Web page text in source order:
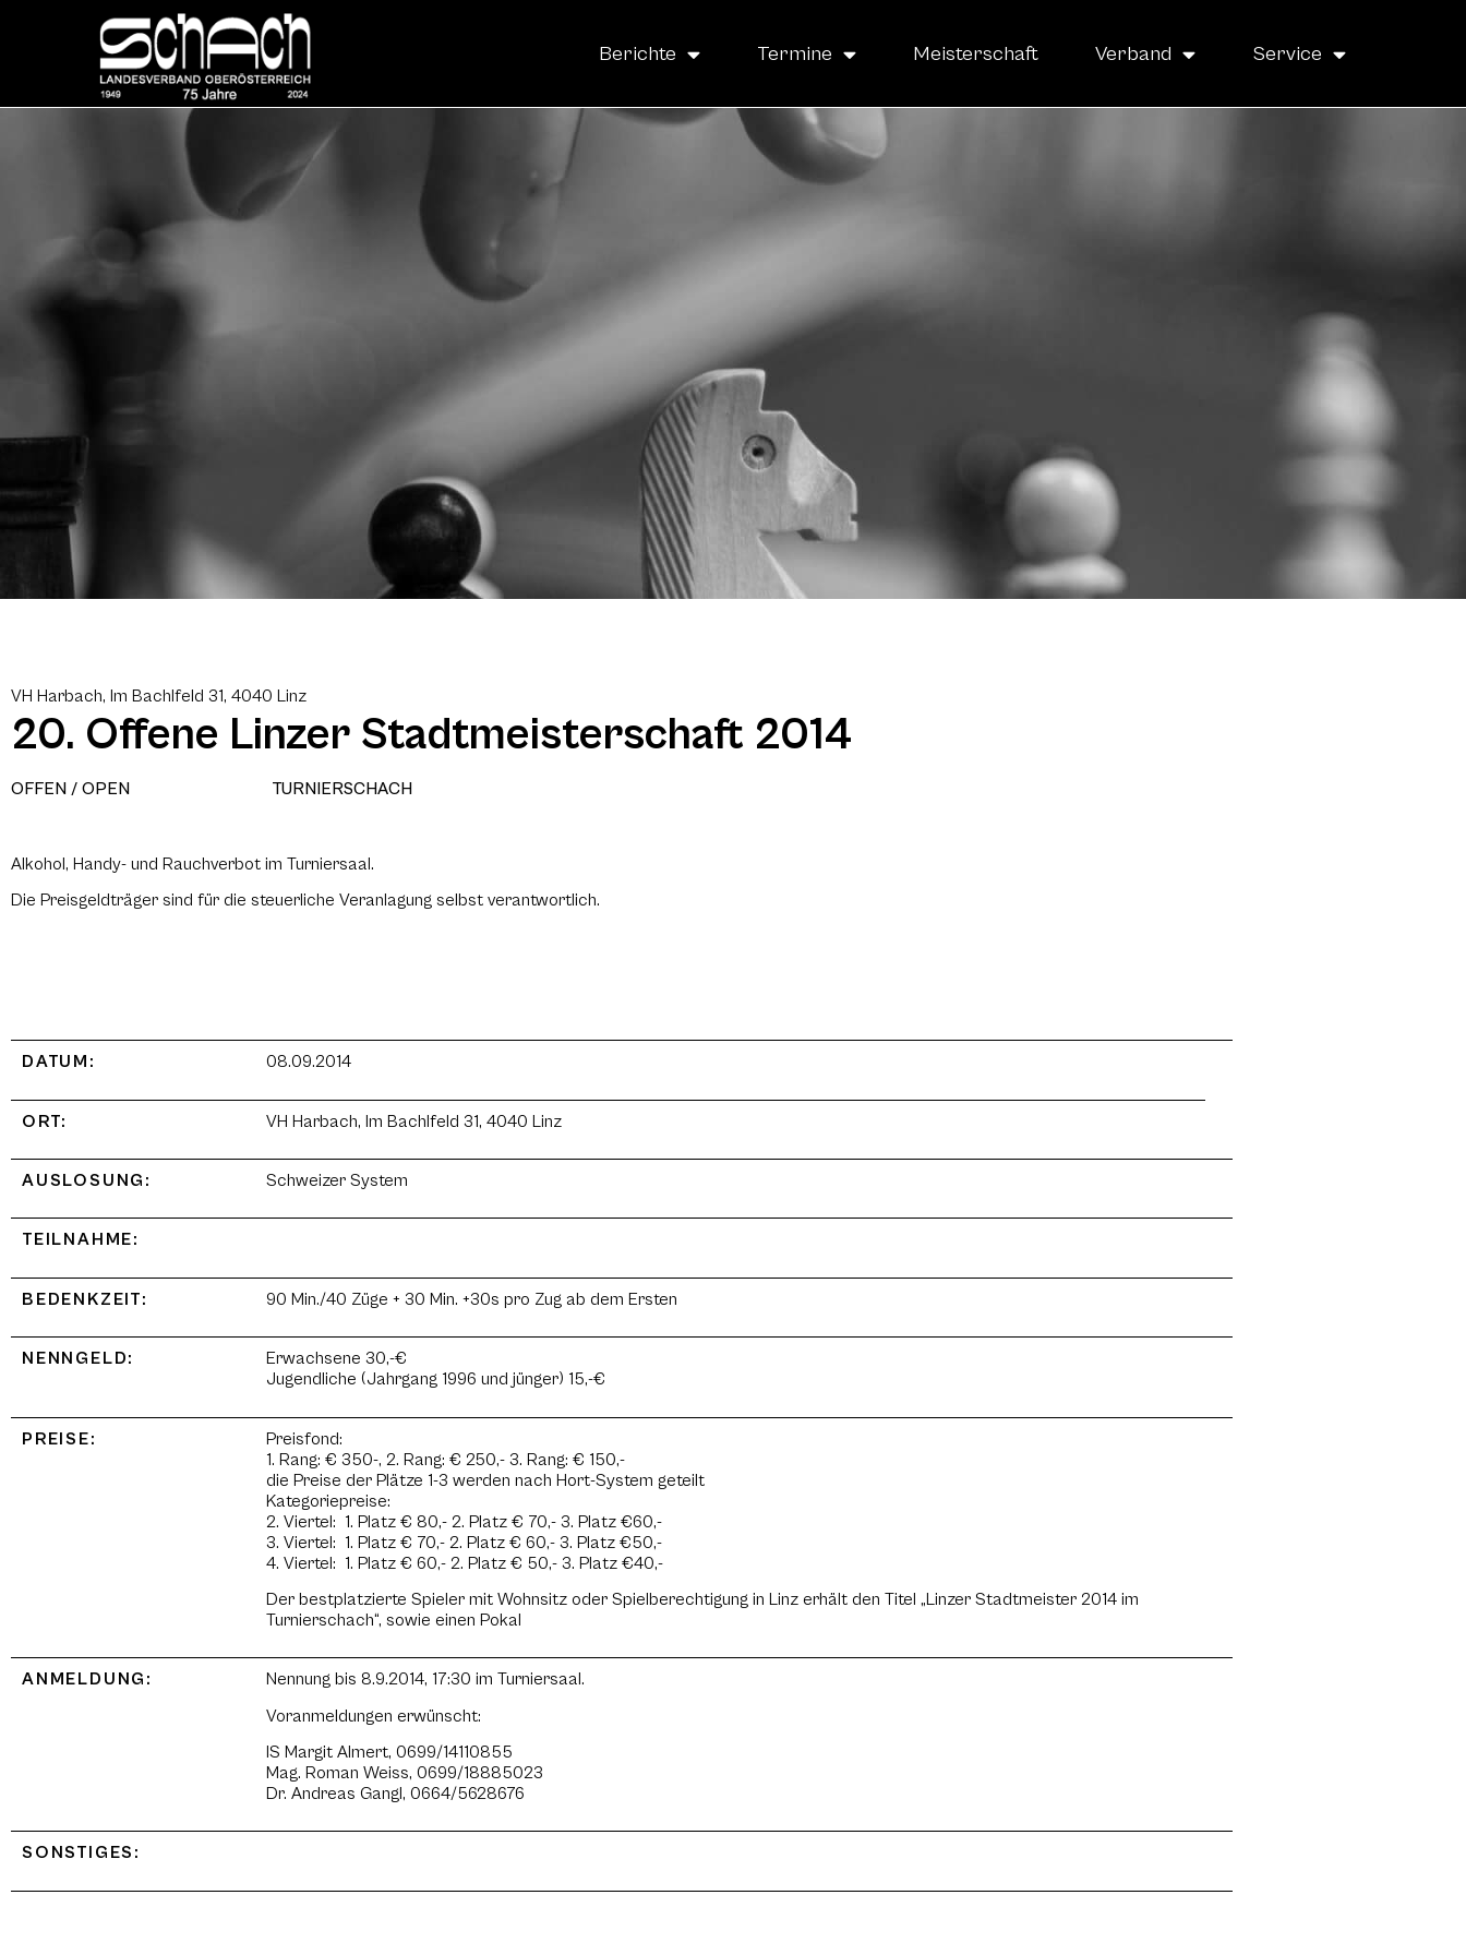
Berichte Termine Meisterschaft Verband Service
VH Harbach, Im Bachlfeld 31, 4040 Linz
20. Offene Linzer Stadtmeisterschaft 2014
OFFEN / OPEN TURNIERSCHACH
Alkohol, Handy- und Rauchverbot im Turniersaal.
Die Preisgeldträger sind für die steuerliche Veranlagung selbst verantwortlich.
DATUM: 08.09.2014
ORT: VH Harbach, Im Bachlfeld 31, 4040 Linz
AUSLOSUNG: Schweizer System
TEILNAHME:
BEDENKZEIT: 90 Min./40 Züge + 30 Min. +30s pro Zug ab dem Ersten
NENNGELD:
Erwachsene 30,-€
Jugendliche (Jahrgang 1996 und jünger) 15,-€
PREISE:
Preisfond:
1. Rang: € 350-, 2. Rang: € 250,- 3. Rang: € 150,-
die Preise der Plätze 1-3 werden nach Hort-System geteilt
Kategoriepreise:
2. Viertel: 1. Platz € 80,- 2. Platz € 70,- 3. Platz €60,-
3. Viertel: 1. Platz € 70,- 2. Platz € 60,- 3. Platz €50,-
4. Viertel: 1. Platz € 60,- 2. Platz € 50,- 3. Platz €40,-
Der bestplatzierte Spieler mit Wohnsitz oder Spielberechtigung in Linz erhält den Titel „Linzer Stadtmeister 2014 im
Turnierschach“, sowie einen Pokal
ANMELDUNG:
Nennung bis 8.9.2014, 17:30 im Turniersaal.
Voranmeldungen erwünscht:
IS Margit Almert, 0699/14110855
Mag. Roman Weiss, 0699/18885023
Dr. Andreas Gangl, 0664/5628676
SONSTIGES: